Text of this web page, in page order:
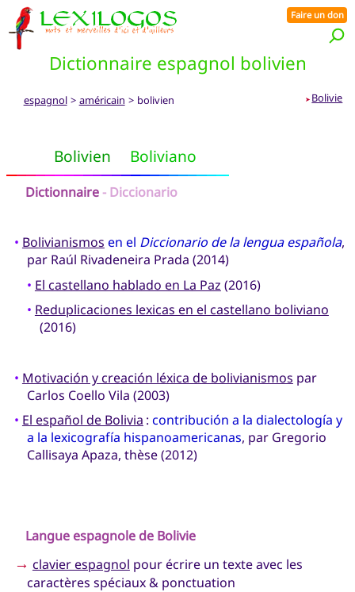
Dictionnaire espagnol bolivien
Faire un don
espagnol> américain > bolivien ➤ Bolivie
Bolivien Boliviano
Dictionnaire- Diccionario
• Bolivianismos en el Diccionario de la lengua española,
par Raúl Rivadeneira Prada (2014)
• El castellano hablado en La Paz (2016)
• Reduplicaciones lexicas en el castellano boliviano
(2016)
• Motivación y creación léxica de bolivianismos par
Carlos Coello Vila (2003)
• El español de Bolivia : contribución a la dialectología y
a la lexicografía hispanoamericanas, par Gregorio
Callisaya Apaza, thèse (2012)
Langue espagnole de Bolivie
→ clavier espagnol pour écrire un texte avec les
caractères spéciaux & ponctuation